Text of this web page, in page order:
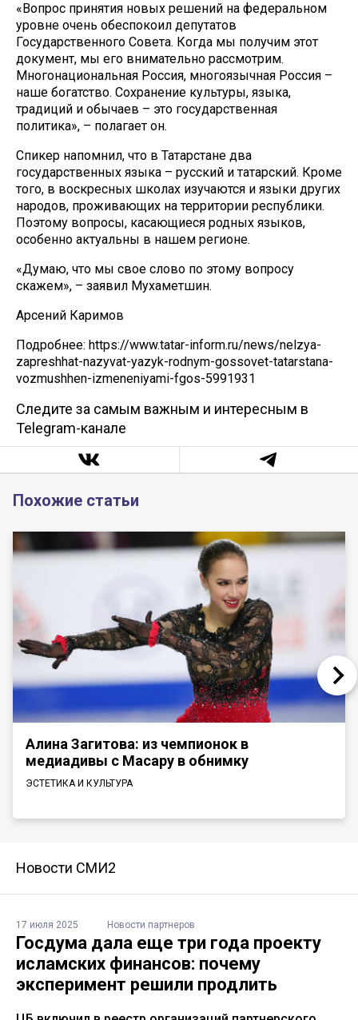
«Вопрос принятия новых решений на федеральном
уровне очень обеспокоил депутатов
Государственного Совета. Когда мы получим этот
документ, мы его внимательно рассмотрим.
Многонациональная Россия, многоязычная Россия –
наше богатство. Сохранение культуры, языка,
традиций и обычаев – это государственная
политика», – полагает он.
Спикер напомнил, что в Татарстане два
государственных языка – русский и татарский. Кроме
того, в воскресных школах изучаются и языки других
народов, проживающих на территории республики.
Поэтому вопросы, касающиеся родных языков,
особенно актуальны в нашем регионе.
«Думаю, что мы свое слово по этому вопросу
скажем», – заявил Мухаметшин.
Арсений Каримов
Подробнее: https://www.tatar-inform.ru/news/nelzya-
zapreshhat-nazyvat-yazyk-rodnym-gossovet-tatarstana-
vozmushhen-izmeneniyami-fgos-5991931
Следите за самым важным и интересным в
Telegram-канале
Похожие статьи
Алина Загитова: из чемпионок в
медиадивы с Масару в обнимку
ЭСТЕТИКА И КУЛЬТУРА
Новости СМИ2
17 июля 2025 Новости партнеров
Госдума дала еще три года проекту
исламских финансов: почему
эксперимент решили продлить